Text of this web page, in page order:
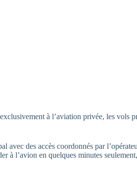
à l’aviation privée, les vols
avec des accès coordonnés par
à l’avion en quelques minutes